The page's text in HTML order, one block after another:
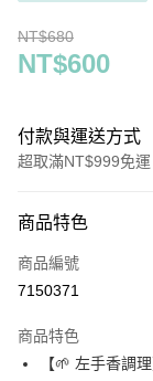
NT$680
NT$600
付款與運送方式
超取滿NT$999免運
信用卡一次付款
超商取貨付款
Apple Pay
商品特色
商品編號
7150371
商品特色
【🌱 左手香調